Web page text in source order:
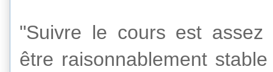
"Suivre le cours est assez
être raisonnablement